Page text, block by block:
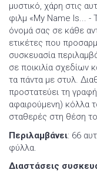
μυστικό, χάρη στις
φιλμ «My Name Is... -
όνομά σας σε κάθε
ετικέτες που
συσκευασία
σε ποικιλία σχεδίων
τα πάντα με στυλ.
προστατεύει τη
αφαιρούμενη) κόλλα
σταθερές στη θέση
Περιλαμβάνει: 66
φύλλα.
Διαστάσεις